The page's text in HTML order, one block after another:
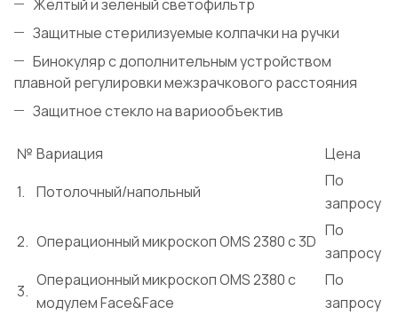
Жёлтый и зеленый светофильтр
Защитные стерилизуемые колпачки на ручки
Бинокуляр с дополнительным устройством
плавной регулировки межзрачкового расстояния
Защитное стекло на вариообъектив
№ Вариация
Цена
1.
Потолочный/напольный
По
запросу
2. Операционный микроскоп OMS 2380 c 3D
По
запросу
3.
Операционный микроскоп OMS 2380 c
модулем Face&Face
По
запросу